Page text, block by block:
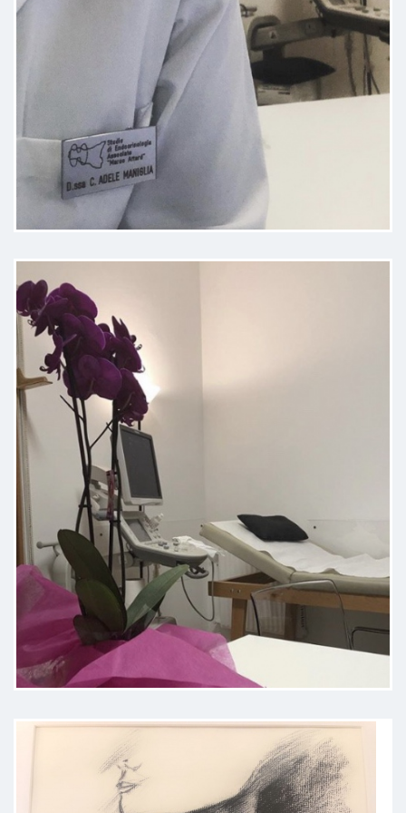
E' una grande professionista
preparata e disponibile
dottoressa preparata e gentile,
spiega ogni cosa con precisione e
pazienza
Paziente
La dottoressa mi ha ascoltato e
rassicurata, non mi ha fatto sentire
giudicata e mi ha dato la cura di cui